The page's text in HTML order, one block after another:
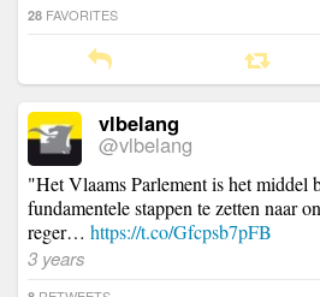
28 FAVORITES
vlbelang
@vlbelang
"Het Vlaams Parlement is het middel
fundamentele stappen te zetten naar
reger… https://t.co/Gfcpsb7pFB
3 years